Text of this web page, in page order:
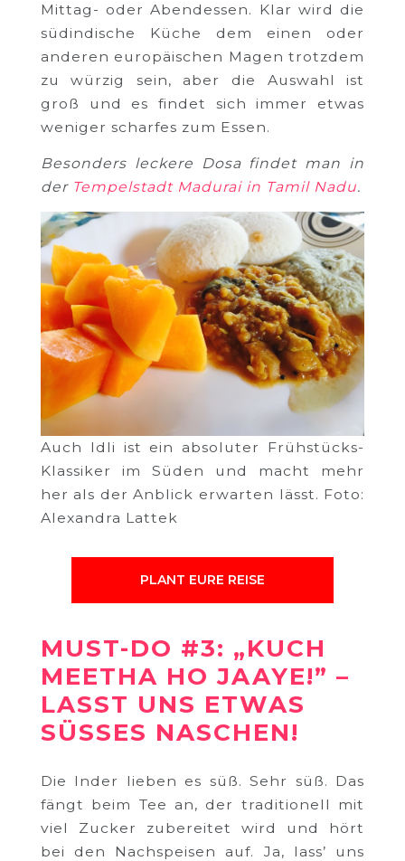
Mittag- oder Abendessen. Klar wird die
südindische Küche dem einen oder
anderen europäischen Magen trotzdem
zu würzig sein, aber die Auswahl ist
groß und es findet sich immer etwas
weniger scharfes zum Essen.
Besonders leckere Dosa findet man in
der Tempelstadt Madurai in Tamil Nadu.
Auch Idli ist ein absoluter Frühstücks-
Klassiker im Süden und macht mehr
her als der Anblick erwarten lässt. Foto:
Alexandra Lattek
PLANT EURE REISE
MUST-DO #3: „KUCH
MEETHA HO JAAYE!” –
LASST UNS ETWAS
SÜSSES NASCHEN!
Die Inder lieben es süß. Sehr süß. Das
fängt beim Tee an, der traditionell mit
viel Zucker zubereitet wird und hört
bei den Nachspeisen auf. Ja, lass’ uns